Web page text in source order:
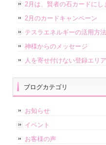
2月は、賢者の石カードにし
2月のカードキャンペーン
テスラエネルギーの活用方法
神様からのメッセージ
人を寄せ付けない登録エリア
ブログカテゴリ
お知らせ
イベント
お客様の声